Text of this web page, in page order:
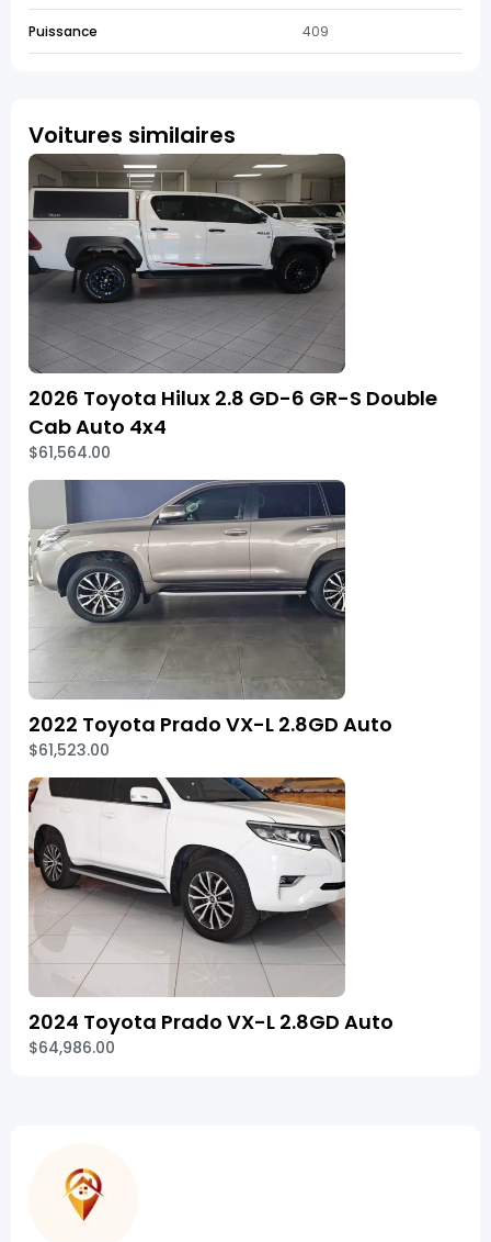
Puissance 409
Voitures similaires
2026 Toyota Hilux 2.8 GD-6 GR-S Double
Cab Auto 4x4
$61,564.00
2022 Toyota Prado VX-L 2.8GD Auto
$61,523.00
2024 Toyota Prado VX-L 2.8GD Auto
$64,986.00